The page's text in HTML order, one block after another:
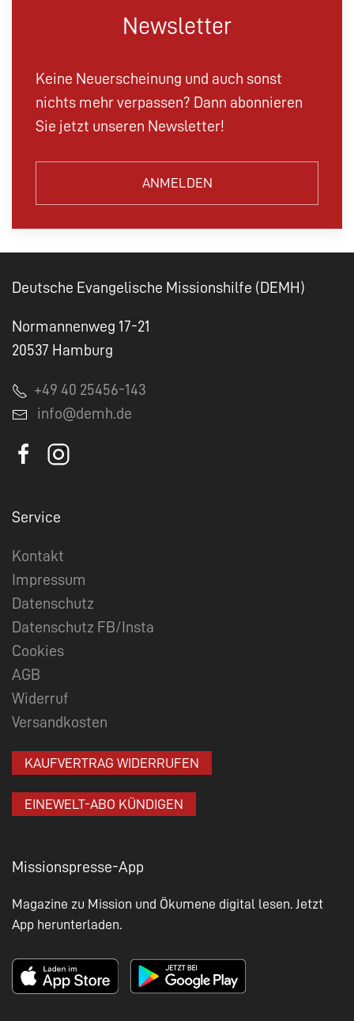
Newsletter
Keine Neuerscheinung und auch sonst
nichts mehr verpassen? Dann abonnieren
Sie jetzt unseren Newsletter!
ANMELDEN
Deutsche Evangelische Missionshilfe (DEMH)
Normannenweg 17-21
20537 Hamburg
+49 40 25456-143
info@demh.de
Service
Kontakt
Impressum
Datenschutz
Datenschutz FB/Insta
Cookies
AGB
Widerruf
Versandkosten
KAUFVERTRAG WIDERRUFEN
EINEWELT-ABO KÜNDIGEN
Missionspresse-App
Magazine zu Mission und Ökumene digital lesen. Jetzt
App herunterladen.